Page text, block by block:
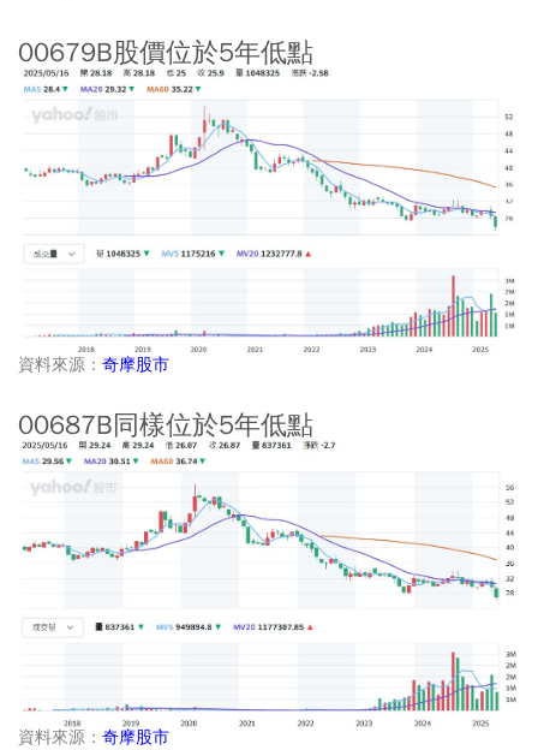
00679B股價位於5年低點
資料來源： 奇摩股市
00687B同樣位於5年低點
資料來源： 奇摩股市